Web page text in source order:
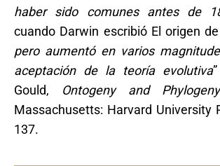
haber sido comunes antes de
cuando Darwin escribió El origen
pero aumentó en varios
aceptación de la teoría evolutiva
Gould, Ontogeny and Phylogeny
Massachusetts: Harvard University
137.